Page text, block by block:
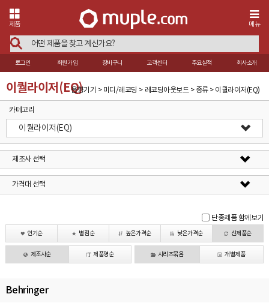
제품 메뉴
로그인 회원가입 장바구니 고객센터 주요실적 회사소개
이퀄라이저(EQ)음향기기 > 미디/레코딩 > 레코딩아웃보드 > 종류 > 이퀄라이저(EQ)
카테고리
이퀄라이저(EQ)
제조사 선택
가격대 선택
단종제품 함께보기
인기순 별점순 높은가격순 낮은가격순 신제품순
제조사순 제품명순 시리즈묶음 개별제품
Behringer